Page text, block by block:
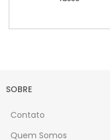
Ver Mais
SOBRE
Contato
Quem Somos